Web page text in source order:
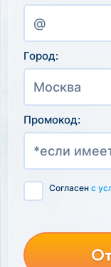
Город:
Промокод:
Согласен с